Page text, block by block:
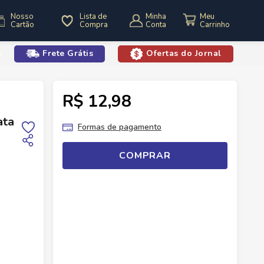
Nosso
Cartão
Lista de
Compra
Minha
Conta
Frete Grátis Ofertas do Jornal
Achocolatado Em Pó Achocolatado em Pó Nescau Lata 350g
R$ 12,98
Formas de pagamento
COMPRAR